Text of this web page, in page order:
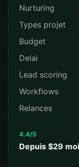
Nurturing
Types projet
Budget
Delai
Lead scoring
Workflows
Relances
4.4/5
Depuis $29